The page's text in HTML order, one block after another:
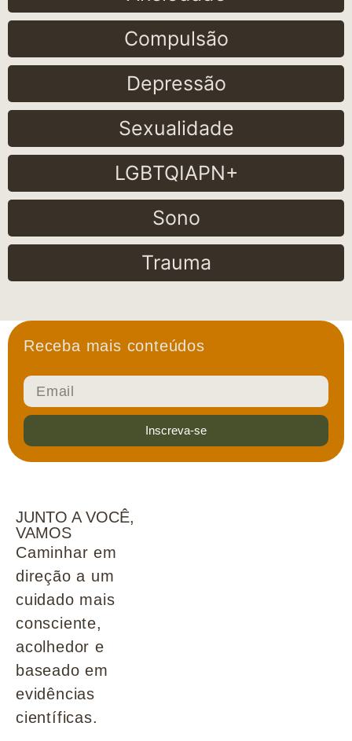
Compulsão
Depressão
Sexualidade
LGBTQIAPN+
Sono
Trauma
Receba mais conteúdos
Inscreva-se
JUNTO A VOCÊ,
VAMOS
Caminhar em
direção a um
cuidado mais
consciente,
acolhedor e
baseado em
evidências
científicas.